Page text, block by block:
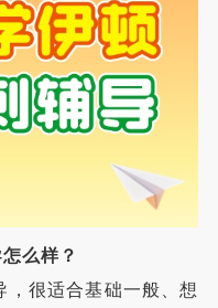
么样？
很适合基础一般、想